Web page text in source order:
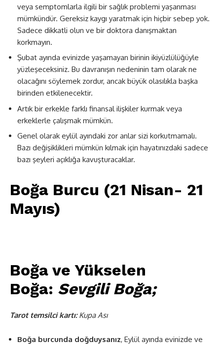
veya semptomlarla ilgili bir sağlık problemi yaşanması
mümkündür. Gereksiz kaygı yaratmak için hiçbir sebep yok.
Sadece dikkatli olun ve bir doktora danışmaktan
korkmayın.
Şubat ayında evinizde yaşamayan birinin ikiyüzlülüğüyle
yüzleşeceksiniz. Bu davranışın nedeninin tam olarak ne
olacağını söylemek zordur, ancak büyük olasılıkla başka
birinden etkilenecektir.
Artık bir erkekle farklı finansal ilişkiler kurmak veya
erkeklerle çalışmak mümkün.
Genel olarak eylül ayındaki zor anlar sizi korkutmamalı.
Bazı değişiklikleri mümkün kılmak için hayatınızdaki sadece
bazı şeyleri açıklığa kavuşturacaklar.
Boğa Burcu (21 Nisan- 21
Mayıs)
Boğa ve Yükselen
Boğa: Sevgili Boğa;
Tarot temsilci kartı:Kupa Ası
Boğa burcunda doğduysanız, Eylül ayında evinizde ve